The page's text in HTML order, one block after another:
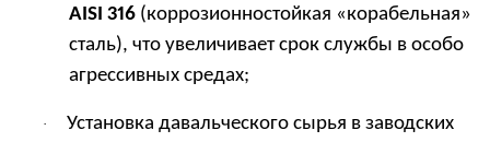
AISI 316 (коррозионностойкая «корабельная»
сталь), что увеличивает срок службы в особо
агрессивных средах;
·
Установка давальческого сырья в заводских